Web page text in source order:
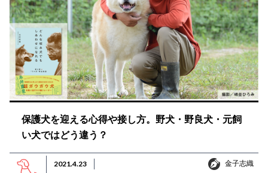
保護犬を迎える心得や接し方。野犬・野良犬・元飼
い犬ではどう違う？
2021.4.23 金子志織
金子志織